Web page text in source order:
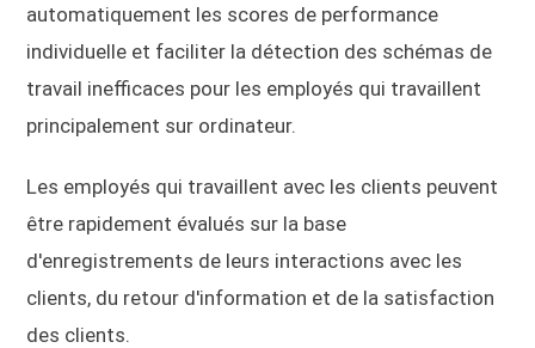
automatiquement les scores de performance
individuelle et faciliter la détection des schémas de
travail inefficaces pour les employés qui travaillent
principalement sur ordinateur.
Les employés qui travaillent avec les clients peuvent
être rapidement évalués sur la base
d'enregistrements de leurs interactions avec les
clients, du retour d'information et de la satisfaction
des clients.